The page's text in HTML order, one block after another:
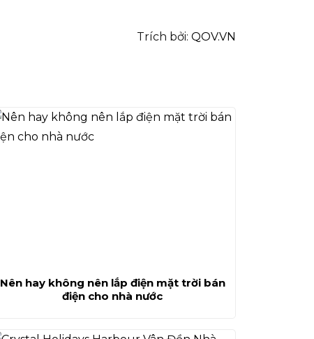
Trích bởi: QOV.VN
Nên hay không nên lắp điện mặt trời bán
điện cho nhà nước